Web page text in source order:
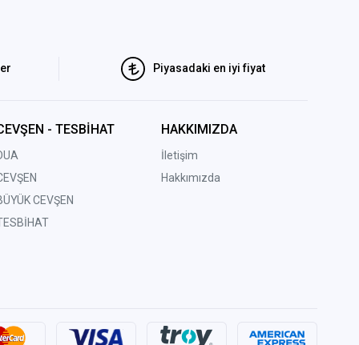
Piyasadaki en iyi fiyat
- TESBİHAT
CEVŞEN
HAKKIMIZDA
İletişim
Hakkımızda